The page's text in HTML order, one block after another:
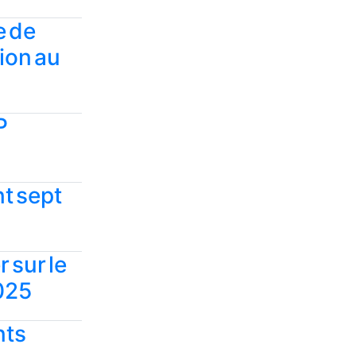
de
au
sept
sur le